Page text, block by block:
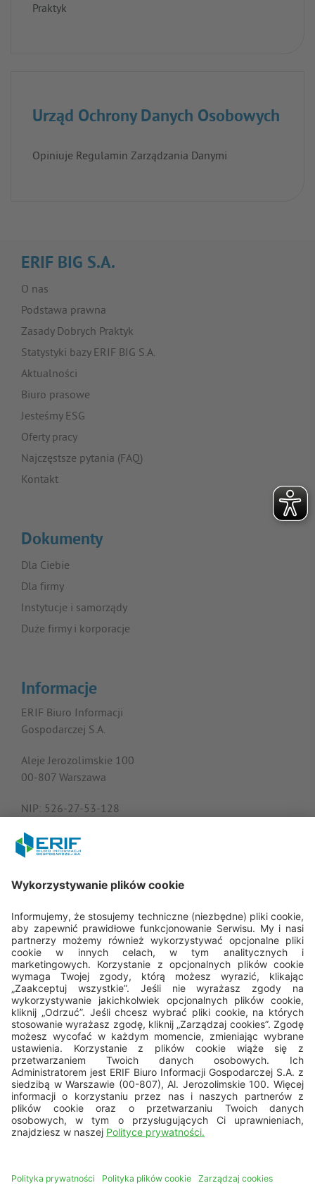
Praktyk
Urząd Ochrony Danych Osobowych
Opiniuje Regulamin Zarządzania Danymi
ERIF BIG S.A.
O nas
Podstawa prawna
Zasady Dobrych Praktyk
Statystyki bazy ERIF BIG S.A.
Aktualności
Biuro prasowe
Jesteśmy ESG
Oferty pracy
Najczęstsze pytania (FAQ)
Kontakt
Dokumenty
Dla Ciebie
Dla firmy
Instytucje i samorządy
Duże firmy i korporacje
Informacje
ERIF Biuro Informacji
Gospodarczej S.A.
Aleje Jerozolimskie 100
00-807 Warszawa
NIP: 526-27-53-128
REGON: 015613573
22 594 25 15
Pn - Pt: 8.00 - 16.00
bok@erif.pl